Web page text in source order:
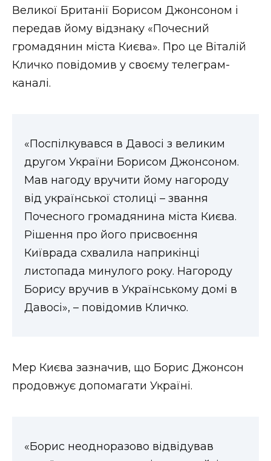
ЗАКАРПАТСЬКІ НОВИНИ
НОВИНИ ЗАХІДНОЇ УКРАЇНИ
ВІДЕО
Великої Британії Борисом Джонсоном і
передав йому відзнаку «Почесний
громадянин міста Києва». Про це Віталій
Кличко повідомив у своєму телеграм-
каналі.
«Поспілкувався в Давосі з великим
другом України Борисом Джонсоном.
Мав нагоду вручити йому нагороду
від української столиці – звання
Почесного громадянина міста Києва.
Рішення про його присвоєння
Київрада схвалила наприкінці
листопада минулого року. Нагороду
Борису вручив в Українському домі в
Давосі», – повідомив Кличко.
Мер Києва зазначив, що Борис Джонсон
продовжує допомагати Україні.
«Борис неодноразово відвідував